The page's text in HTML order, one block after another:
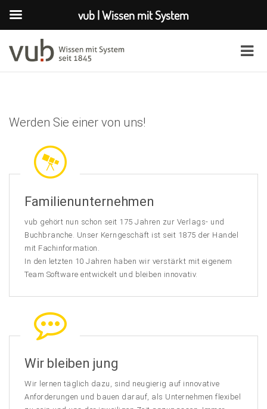
Werden Sie einer von uns!
Familienunternehmen
vub gehört nun schon seit 175 Jahren zur Verlags- und
Buchbranche. Unser Kerngeschäft ist seit 1875 der Handel
mit Fachinformation.
In den letzten 10 Jahren haben wir verstärkt mit eigenem
Team Software entwickelt und bleiben innovativ.
Wir bleiben jung
Wir lernen täglich dazu, sind neugierig auf innovative
Anforderungen und bauen darauf, als Unternehmen flexibel
vub | Wissen mit System